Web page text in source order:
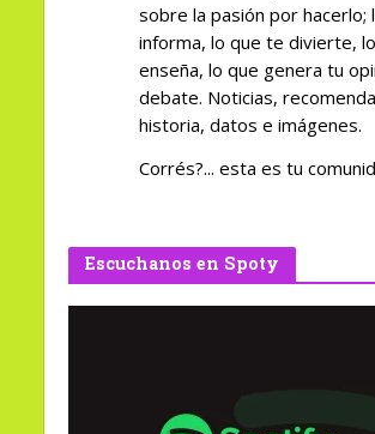
sobre la pasión por hacerlo;
informa, lo que te divierte,
enseña, lo que genera tu
debate. Noticias,
historia, datos e imágenes.
Corrés?... esta es tu
Escuchanos en Spoty